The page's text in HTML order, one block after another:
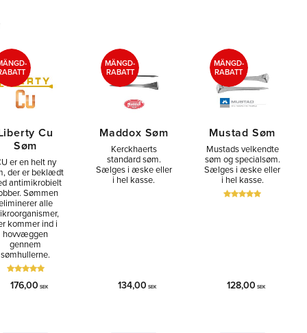
Cu
Søm
er en helt ny
der er beklædt
antimikrobielt
Sømmen
alle
kommer ind i
hovvæggen
gennem
sømhullerne.
176,00 SEK
Maddox Søm
Kerckhaerts
standard søm.
Sælges i æske eller
i hel kasse.
134,00 SEK
MÄNGD-
RABATT
Mustad Søm
Mustads velkendte
søm og specialsøm.
Sælges i æske eller
i hel kasse.
128,00 SEK
MÄNGD-
RABATT